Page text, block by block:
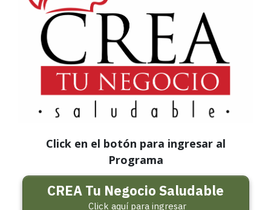
Click en el botón para ingresar al
Programa
CREA Tu Negocio Saludable
Click aquí para ingresar